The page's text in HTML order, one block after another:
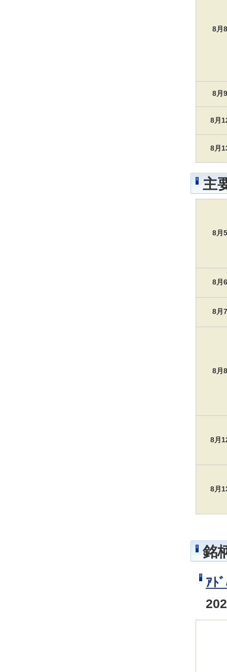
8月
8月
8月
8月
主
8月
8月
8月
8月
8月
8月
銘
ｱﾄ